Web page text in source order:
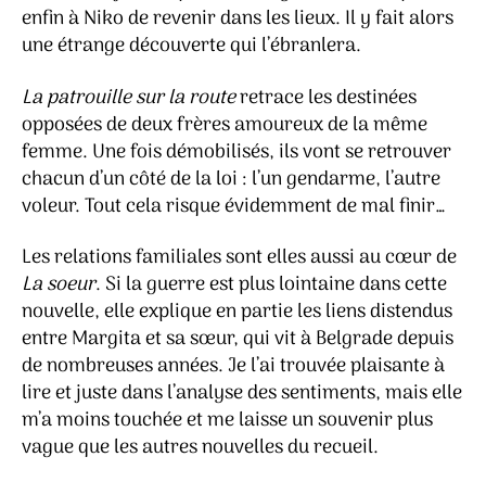
enfin à Niko de revenir dans les lieux. Il y fait alors
une étrange découverte qui l’ébranlera.
La patrouille sur la routeretrace les destinées
opposées de deux frères amoureux de la même
femme. Une fois démobilisés, ils vont se retrouver
chacun d’un côté de la loi : l’un gendarme, l’autre
voleur. Tout cela risque évidemment de mal finir…
Les relations familiales sont elles aussi au cœur de
La soeur. Si la guerre est plus lointaine dans cette
nouvelle, elle explique en partie les liens distendus
entre Margita et sa sœur, qui vit à Belgrade depuis
de nombreuses années. Je l’ai trouvée plaisante à
lire et juste dans l’analyse des sentiments, mais elle
m’a moins touchée et me laisse un souvenir plus
vague que les autres nouvelles du recueil.